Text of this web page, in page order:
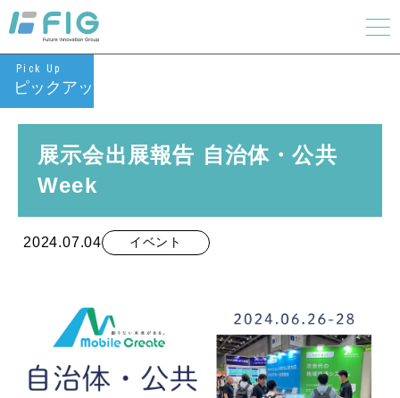
Pick Up
ピックアップ
展示会出展報告 自治体・公共
Week
2024.07.04 イベント